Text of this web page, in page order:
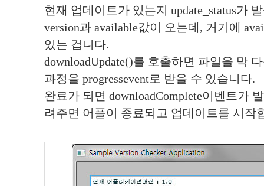
현재 업데이트가 있는지 update_status가
version과 available값이 오는데, 거기에
있는 겁니다.
downloadUpdate()를 호출하면 파일을 막
과정을 progressevent로 받을 수 있습니다.
완료가 되면 downloadComplete이벤트가
려주면 어플이 종료되고 업데이트를 시작